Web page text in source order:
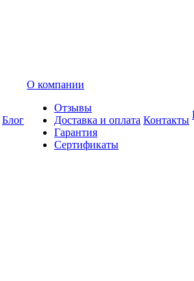
Блог
О компании
Отзывы
Доставка и оплата
Гарантия
Сертификаты
Контакты